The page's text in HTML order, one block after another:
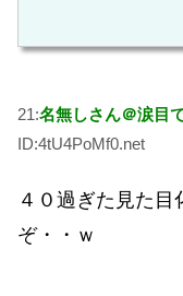
21:名無しさん＠涙目で
ID:4tU4PoMf0.net
４０過ぎた見た
ぞ・・ｗ